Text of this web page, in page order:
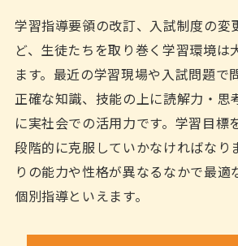
学習指導要領の改訂、入試制度の変
ど、生徒たちを取り巻く学習環境は
ます。最近の学習現場や入試問題で
正確な知識、技能の上に読解力・思
に実社会での活用力です。学習目標
段階的に克服していかなければなり
りの能力や性格が異なるなかで最適
個別指導といえます。